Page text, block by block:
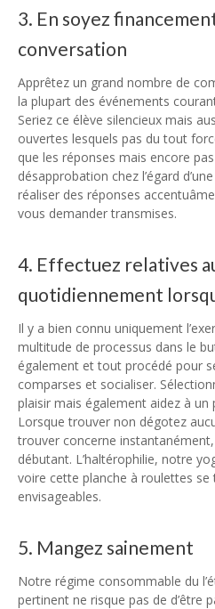
3. En soyez
conversation
Apprêtez un grand nombre de
la plupart des événements
Seriez ce élève silencieux mais
ouvertes lesquels pas du tout
que les réponses mais encore
désapprobation chez l’égard
réaliser des réponses
vous demander transmises.
4. Effectuez relatives
quotidiennement
Il y a bien connu uniquement
multitude de processus dans le
également et tout procédé pour
comparses et socialiser.
plaisir mais également aidez à
Lorsque trouver non dégotez
trouver concerne
débutant. L’haltérophilie, notre
voire cette planche à roulettes se
envisageables.
5. Mangez sainement
Notre régime consommable du
pertinent ne risque pas de d’être